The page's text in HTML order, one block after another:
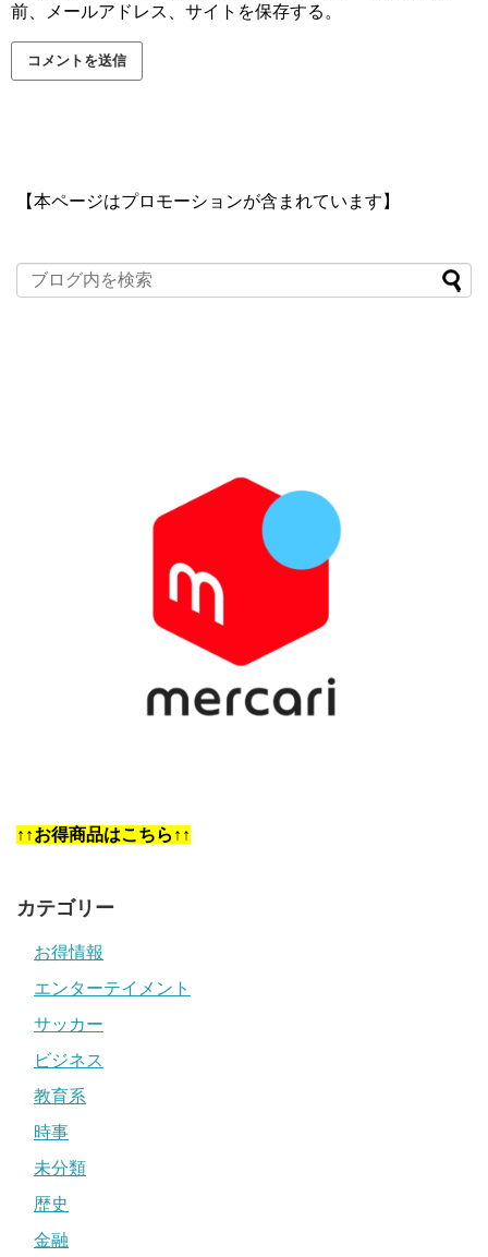
前、メールアドレス、サイトを保存する。
【本ページはプロモーションが含まれています】
↑↑お得商品はこちら↑↑
カテゴリー
お得情報
エンターテイメント
サッカー
ビジネス
教育系
時事
未分類
歴史
金融